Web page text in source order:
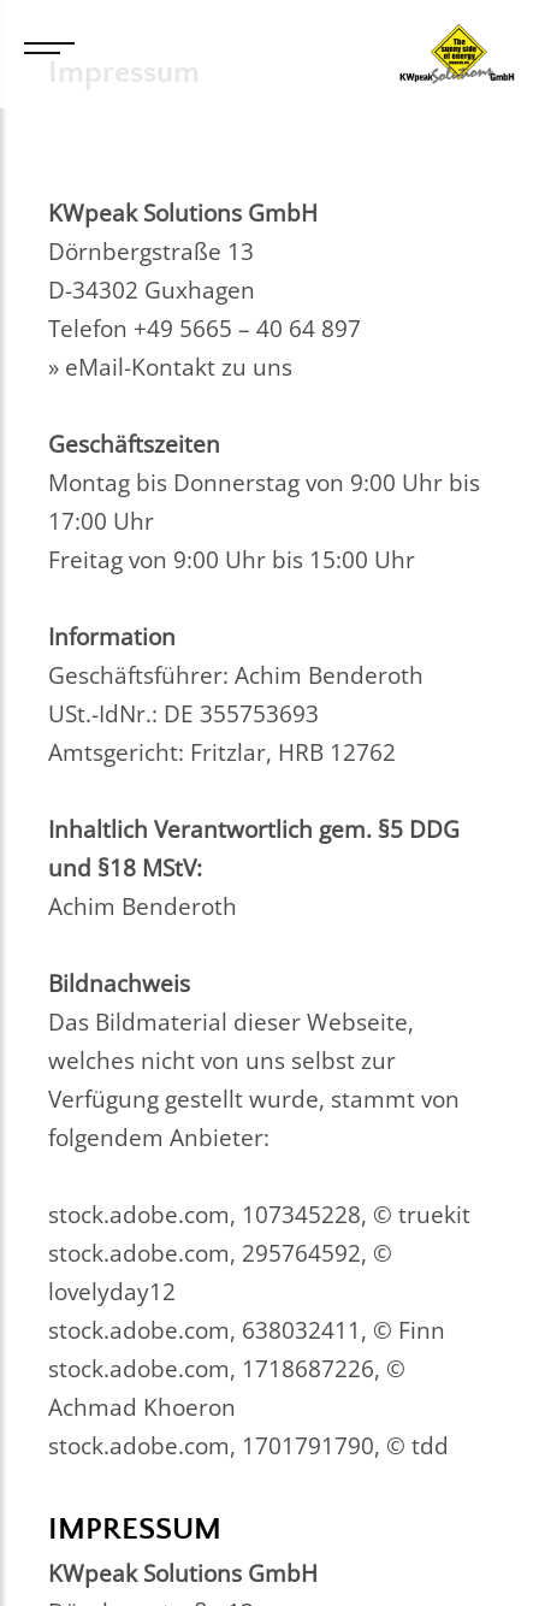
Impressum
KWpeak Solutions GmbH
Dörnbergstraße 13
D-34302 Guxhagen
Telefon +49 5665 – 40 64 897
» eMail-Kontakt zu uns
Geschäftszeiten
Montag bis Donnerstag von 9:00 Uhr bis
17:00 Uhr
Freitag von 9:00 Uhr bis 15:00 Uhr
Information
Geschäftsführer: Achim Benderoth
USt.-IdNr.: DE 355753693
Amtsgericht: Fritzlar, HRB 12762
Inhaltlich Verantwortlich gem. §5 DDG
und §18 MStV:
Achim Benderoth
Bildnachweis
Das Bildmaterial dieser Webseite,
welches nicht von uns selbst zur
Verfügung gestellt wurde, stammt von
folgendem Anbieter:
stock.adobe.com, 107345228, © truekit
stock.adobe.com, 295764592, ©
lovelyday12
stock.adobe.com, 638032411, © Finn
stock.adobe.com, 1718687226, ©
Achmad Khoeron
stock.adobe.com, 1701791790, © tdd
IMPRESSUM
KWpeak Solutions GmbH